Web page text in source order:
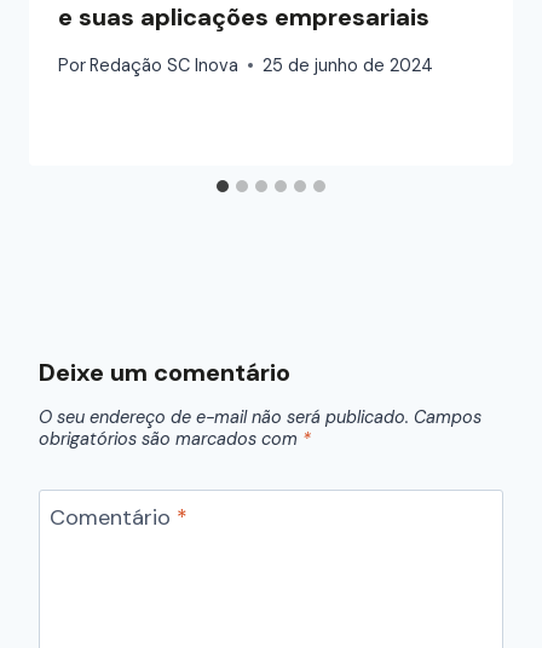
e suas aplicações empresariais
PorRedação SC Inova 25 de junho de 2024
Deixe um comentário
O seu endereço de e-mail não será publicado. Campos
obrigatórios são marcados com *
Comentário *